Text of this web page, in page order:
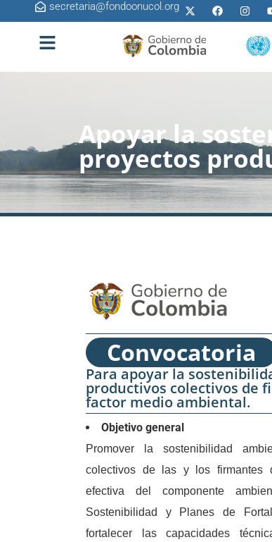
secretaria@fondoonucol.org
Apoyar la
proyectos
Convocatoria
Para apoyar la
productivos colectivos de
factor medio ambiental.
Objetivo general
Promover la sostenibilidad
colectivos de las y los firmantes
efectiva del componente
Sostenibilidad y Planes de
fortalecer las capacidades